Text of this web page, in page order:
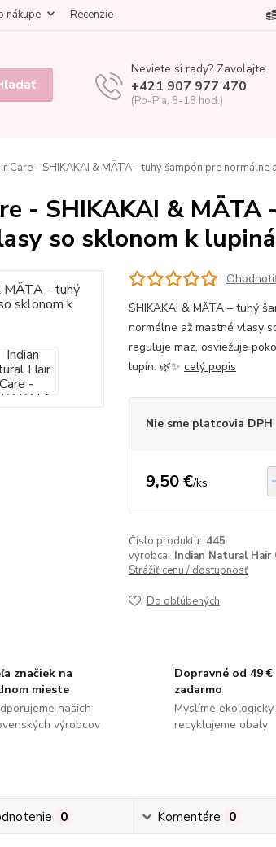
nákupe Recenzie
Neviete si rady? Zavolajte.
+421 907 977 470
(Po-Pia, 8-18 hod.)
Care - SHIKAKAI & MÄTA - tuhý šampón pre
- SHIKAKAI & MÄTA
so sklonom k
SHIKAKAI & MÄTA – tuhý
normálne až mastné vlasy
reguluje maz, osviežuje
lupín. 🌿✨ celý popis
Nie sme platcovia DPH
9,50 €/ks
Číslo produktu: 445
výrobca: Indian Natural Hair
Strážiť cenu / dostupnosť
Do obľúbených
značiek na
mieste
našich
výrobcov
Dopravné od 49 €
zadarmo
Myslíme ekologicky
recyklujeme obaly
0 Komentáre 0